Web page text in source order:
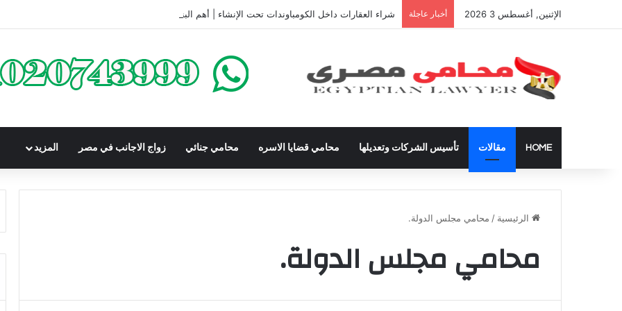
الإثنين, أغسطس 3 2026 أخبار عاجلة شراء العقارات داخل الكومباوندات تحت الإنشاء | أهم البنود التي تحمي المشتري في القانون المصري
HOME مقالات تأسيس الشركات وتعديلها محامي قضايا الاسره محامي جنائي زواج الاجانب في مصر المزيد
الرئيسية / محامي مجلس الدولة.
محامي مجلس الدولة.